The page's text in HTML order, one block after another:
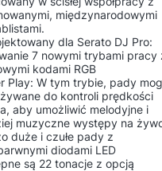
międzynarodowymi
dla Serato DJ Pro:
7 nowymi trybami pracy
kodami RGB
Play: W tym trybie, pady
do kontroli prędkości
aby umożliwić melodyjne i
muzyczne występy na
duże i czułe pady z
diodami LED
są 22 tonacje z opcją